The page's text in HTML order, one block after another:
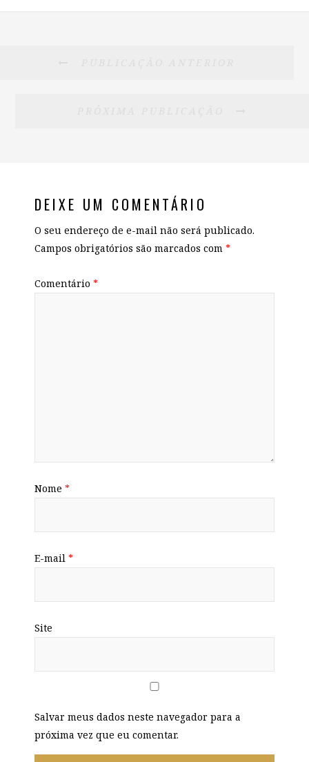
DEIXE UM COMENTÁRIO
O seu endereço de e-mail não será publicado.
Campos obrigatórios são marcados com *
Comentário *
Nome *
E-mail *
Site
Salvar meus dados neste navegador para a
próxima vez que eu comentar.